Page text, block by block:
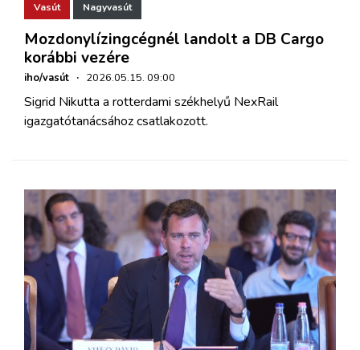
Vasút Nagyvasút
Mozdonylízingcégnél landolt a DB Cargo
korábbi vezére
iho/vasút · 2026.05.15. 09:00
Sigrid Nikutta a rotterdami székhelyű NexRail
igazgatótanácsához csatlakozott.